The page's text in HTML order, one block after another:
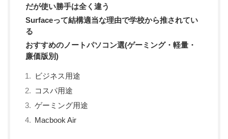
だが使い勝手は全く違う
Surfaceって結構適当な理由で学校から推されてい
る
おすすめのノートパソコン選(ゲーミング・軽量・
廉価版別)
ビジネス用途
コスパ用途
ゲーミング用途
Macbook Air